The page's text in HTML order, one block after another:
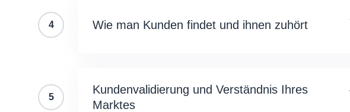
4 Wie man Kunden findet und ihnen zuhört
5
Kundenvalidierung und Verständnis Ihres
Marktes